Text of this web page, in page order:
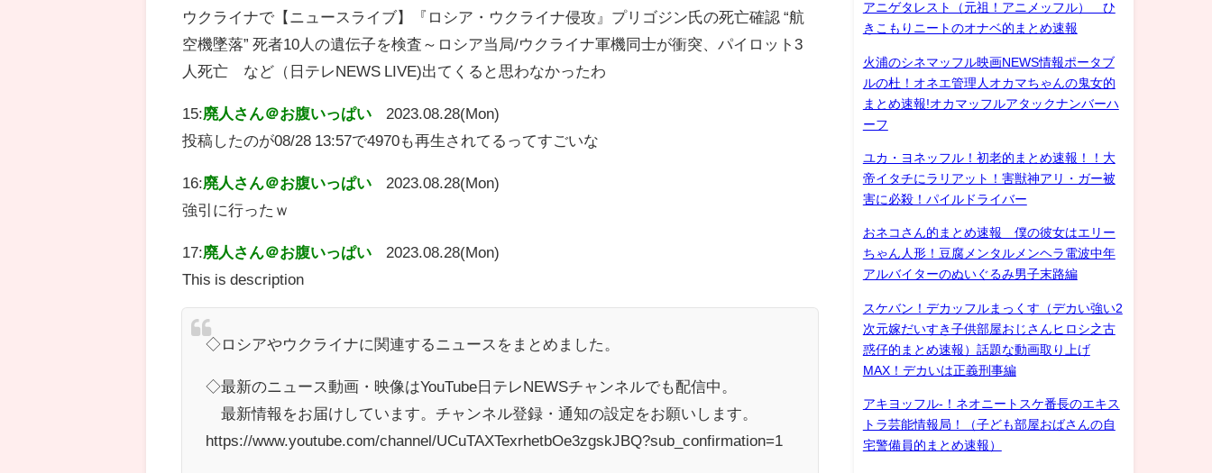
ウクライナで【ニュースライブ】『ロシア・ウクライナ侵攻』プリゴジン氏の死亡確認 “航
空機墜落” 死者10人の遺伝子を検査～ロシア当局/ウクライナ軍機同士が衝突、パイロット3
人死亡 など（日テレNEWS LIVE)出てくると思わなかったわ
15:廃人さん＠お腹いっぱい
2023.08.28(Mon)
投稿したのが08/28 13:57で4970も再生されてるってすごいな
16:廃人さん＠お腹いっぱい
2023.08.28(Mon)
強引に行ったｗ
17:廃人さん＠お腹いっぱい
2023.08.28(Mon)
This is description
◇ロシアやウクライナに関連するニュースをまとめました。
◇最新のニュース動画・映像はYouTube日テレNEWSチャンネルでも配信中。
最新情報をお届けしています。チャンネル登録・通知の設定をお願いします。
https://www.youtube.com/channel/UCuTAXTexrhetbOe3zgskJBQ?sub_confirmation=1
アニゲタレスト（元祖！アニメッフル） ひ
きこもりニートのオナベ的まとめ速報
火浦のシネマッフル映画NEWS情報ポータブ
ルの杜！オネエ管理人オカマちゃんの鬼女的
まとめ速報!オカマッフルアタックナンバーハ
ーフ
ユカ・ヨネッフル！初老的まとめ速報！！大
帝イタチにラリアット！害獣神アリ・ガー被
害に必殺！パイルドライバー
おネコさん的まとめ速報 僕の彼女はエリー
ちゃん人形！豆腐メンタルメンヘラ電波中年
アルバイターのぬいぐるみ男子末路編
スケバン！デカッフルまっくす（デカい強い2
次元嫁だいすき子供部屋おじさんヒロシ之古
惑仔的まとめ速報）話題な動画取り上げ
MAX！デカいは正義刑事編
アキヨッフル-！ネオニートスケ番長のエキス
トラ芸能情報局！（子ども部屋おばさんの自
宅警備員的まとめ速報）